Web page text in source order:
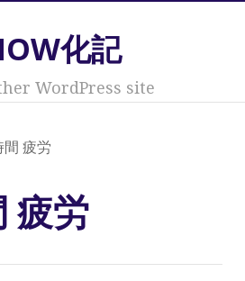
化記
WordPress site
疲労
疲労